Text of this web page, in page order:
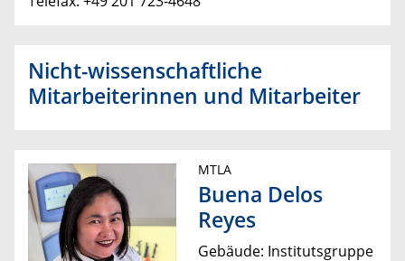
Nicht-wissenschaftliche
Mitarbeiterinnen und Mitarbeiter
MTLA
Buena Delos
Reyes
Gebäude: Institutsgruppe